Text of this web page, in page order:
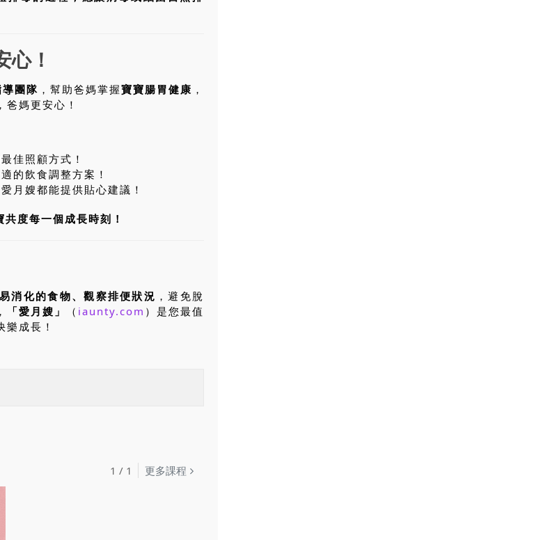
！
團隊 ，幫助爸媽掌握寶寶腸胃健康 ，
爸媽更安心！
佳照顧方式！
的飲食調整方案！
月嫂都能提供貼心建議！
度每一個成長時刻！
消化的食物、觀察排便狀況 ，避免脫
， 「愛月嫂」 （ iaunty.com ）是您最值
成長！
更多課程
1 / 1